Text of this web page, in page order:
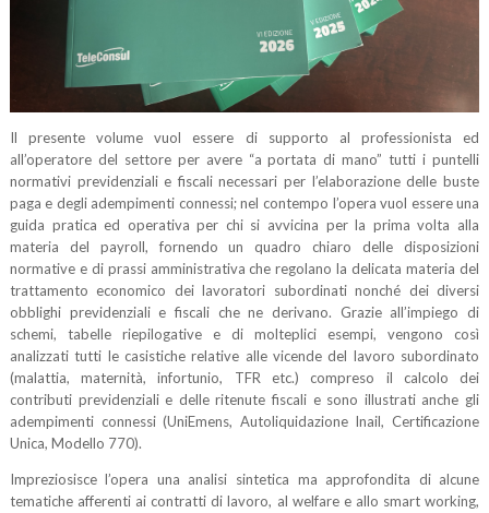
Il presente volume vuol essere di supporto al professionista ed
all’operatore del settore per avere “a portata di mano” tutti i puntelli
normativi previdenziali e fiscali necessari per l’elaborazione delle buste
paga e degli adempimenti connessi; nel contempo l’opera vuol essere una
guida pratica ed operativa per chi si avvicina per la prima volta alla
materia del payroll, fornendo un quadro chiaro delle disposizioni
normative e di prassi amministrativa che regolano la delicata materia del
trattamento economico dei lavoratori subordinati nonché dei diversi
obblighi previdenziali e fiscali che ne derivano. Grazie all’impiego di
schemi, tabelle riepilogative e di molteplici esempi, vengono così
analizzati tutti le casistiche relative alle vicende del lavoro subordinato
(malattia, maternità, infortunio, TFR etc.) compreso il calcolo dei
contributi previdenziali e delle ritenute fiscali e sono illustrati anche gli
adempimenti connessi (UniEmens, Autoliquidazione Inail, Certificazione
Unica, Modello 770).
Impreziosisce l’opera una analisi sintetica ma approfondita di alcune
tematiche afferenti ai contratti di lavoro, al welfare e allo smart working,